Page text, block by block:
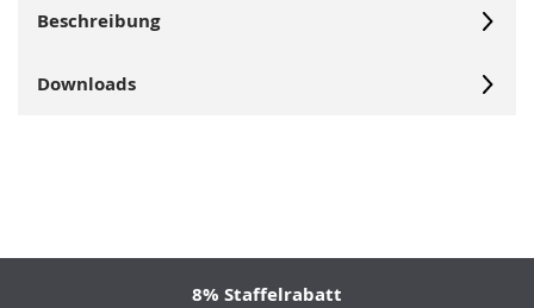
Beschreibung
Downloads
8% Staffelrabatt